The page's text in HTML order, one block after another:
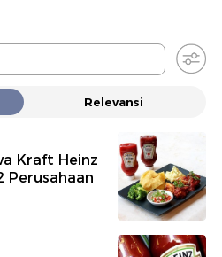
Relevansi
Kraft Heinz
Perusahaan